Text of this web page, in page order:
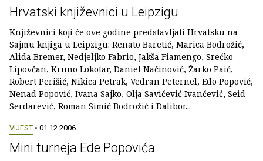
Hrvatski književnici u Leipzigu
Književnici koji će ove godine predstavljati Hrvatsku na
Sajmu knjiga u Leipzigu: Renato Baretić, Marica Bodrožić,
Alida Bremer, Nedjeljko Fabrio, Jakša Fiamengo, Srećko
Lipovčan, Kruno Lokotar, Daniel Načinović, Žarko Paić,
Robert Perišić, Nikica Petrak, Vedran Peternel, Edo Popović,
Nenad Popović, Ivana Sajko, Olja Savičević Ivančević, Seid
Serdarević, Roman Simić Bodrožić i Dalibor...
VIJEST • 01.12.2006.
Mini turneja Ede Popovića